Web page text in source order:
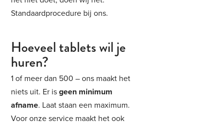
Standaardprocedure bij ons.
Hoeveel tablets wil je
huren?
1 of meer dan 500 – ons maakt het
niets uit. Er isgeen minimum
afname. Laat staan een maximum.
Voor onze service maakt het ook